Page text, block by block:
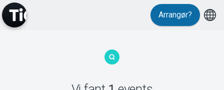
MyTickster
Arrangør?